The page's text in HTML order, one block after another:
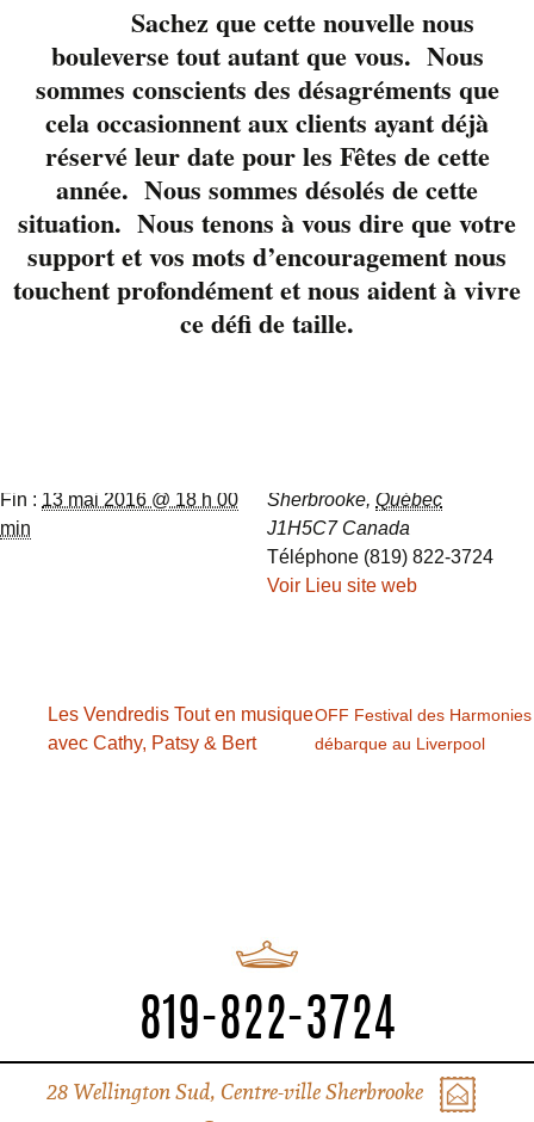
secret. Voyageant
entre le soft rock, le
folk et les succès
actuels, Johhny et
Pascal échangeront
anecdotes et plaisir
avec vous. Réservez
votre table 819-822-
3724
Fin : 13 mai 2016 @ 18 h 00
min
Sherbrooke, Québec
J1H5C7 Canada
Téléphone (819) 822-3724
Voir Lieu site web
Les Vendredis Tout en musique
avec Cathy, Patsy & Bert
OFF Festival des Harmonies
débarque au Liverpool
819-822-3724
28 Wellington Sud, Centre-ville Sherbrooke
Sachez que cette nouvelle nous
bouleverse tout autant que vous. Nous
sommes conscients des désagréments que
cela occasionnent aux clients ayant déjà
réservé leur date pour les Fêtes de cette
année. Nous sommes désolés de cette
situation. Nous tenons à vous dire que votre
support et vos mots d’encouragement nous
touchent profondément et nous aident à vivre
ce défi de taille.